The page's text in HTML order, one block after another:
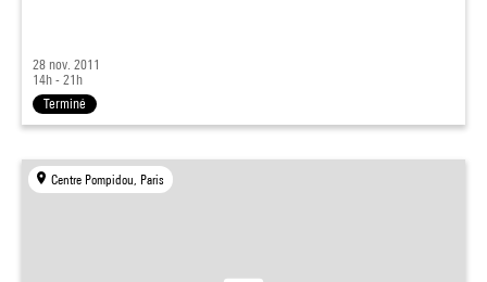
28 nov. 2011
14h - 21h
Terminé
Centre Pompidou, Paris